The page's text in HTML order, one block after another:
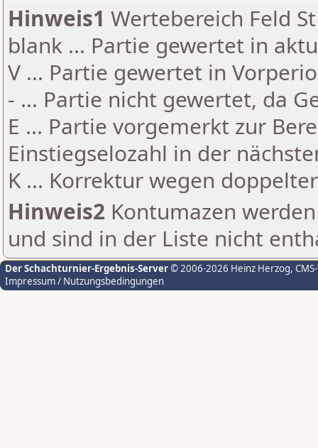
Hinweis1 Wertebereich Feld
blank ... Partie gewertet in
V ... Partie gewertet in
- ... Partie nicht gewertet, da
E ... Partie vorgemerkt zur
Einstiegselozahl in der
K ... Korrektur wegen
Hinweis2 Kontumazen
und sind in der Liste nicht
Der Schachturnier-Ergebnis-Server© 2006-2026 Heinz Herzog,
Impressum / Nutzungsbedingungen